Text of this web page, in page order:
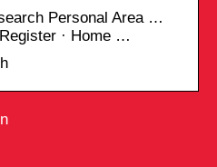
Personal Area …
· Home …